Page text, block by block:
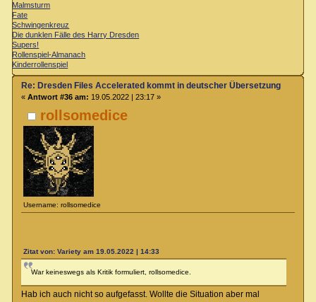
Malmsturm
Fate
Schwingenkreuz
Die dunklen Fälle des Harry Dresden
Supers!
Rollenspiel-Almanach
Kinderrollenspiel
rollsomedice
Username: rollsomedice
Re: Dresden Files Accelerated kommt in deutscher Übersetzung
« Antwort #36 am: 19.05.2022 | 23:17 »
Zitat von: Variety am 19.05.2022 | 14:33
War keineswegs als Kritik formuliert, rollsomedice.
Hab ich auch nicht so aufgefasst. Wollte die Situation aber mal